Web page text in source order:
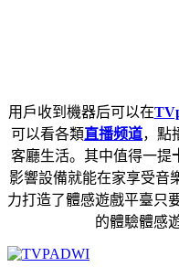
用戶收到機器后可以在
可以看各類直播频道，點
客廳生活。其中值得一提
影響設備就能在家享受音
力打造了體感遊戲平臺只
的體驗體感